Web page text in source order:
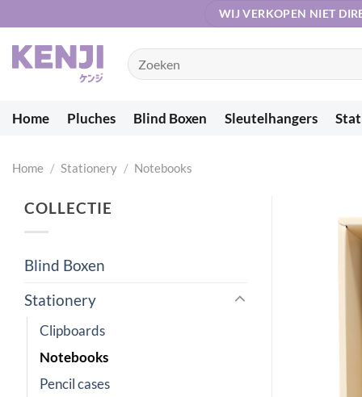
inhoud
WIJ VERKOPEN NIET
Zoeken
naar:
Home Pluches Blind Boxen Sleutelhangers
Home / Stationery / Notebooks
COLLECTIE
Blind Boxen
Stationery
Clipboards
Notebooks
Pencil cases